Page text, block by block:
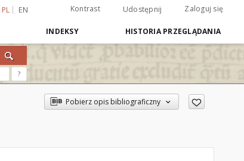
PL EN Kontrast Udostępnij Zaloguj się
INDEKSY HISTORIA PRZEGLĄDANIA
?
Pobierz opis bibliograficzny